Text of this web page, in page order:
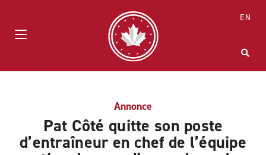
EN
Annonce
Pat Côté quitte son poste
d’entraîneur en chef de l’équipe